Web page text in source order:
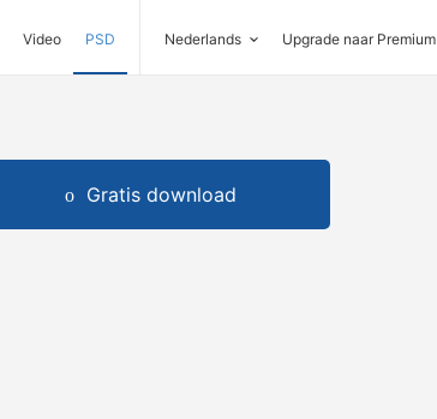
Video PSD Nederlands Upgrade naar Premium
Gratis download